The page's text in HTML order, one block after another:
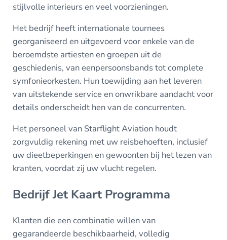
stijlvolle interieurs en veel voorzieningen.
Het bedrijf heeft internationale tournees
georganiseerd en uitgevoerd voor enkele van de
beroemdste artiesten en groepen uit de
geschiedenis, van eenpersoonsbands tot complete
symfonieorkesten. Hun toewijding aan het leveren
van uitstekende service en onwrikbare aandacht voor
details onderscheidt hen van de concurrenten.
Het personeel van Starflight Aviation houdt
zorgvuldig rekening met uw reisbehoeften, inclusief
uw dieetbeperkingen en gewoonten bij het lezen van
kranten, voordat zij uw vlucht regelen.
Bedrijf Jet Kaart Programma
Klanten die een combinatie willen van
gegarandeerde beschikbaarheid, volledig